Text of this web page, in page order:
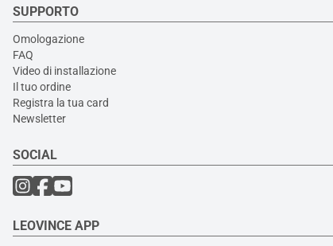
SUPPORTO
Omologazione
FAQ
Video di installazione
Il tuo ordine
Registra la tua card
Newsletter
SOCIAL
LEOVINCE APP